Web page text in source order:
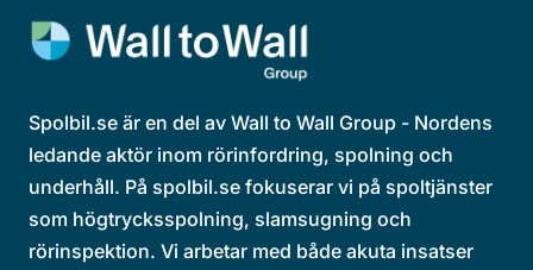
Spolbil.se är en del av Wall to Wall Group - Nordens
ledande aktör inom rörinfordring, spolning och
underhåll. På spolbil.se fokuserar vi på spoltjänster
som högtrycksspolning, slamsugning och
rörinspektion. Vi arbetar med både akuta insatser